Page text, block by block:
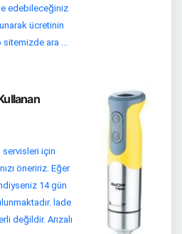
edebileceğiniz
ücretinin
sitemizde ara ...
servisleri için
öneririz. Eğer
14 gün
İade
değildir. Arızalı